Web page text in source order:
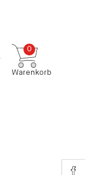
0
Warenkorb
Share